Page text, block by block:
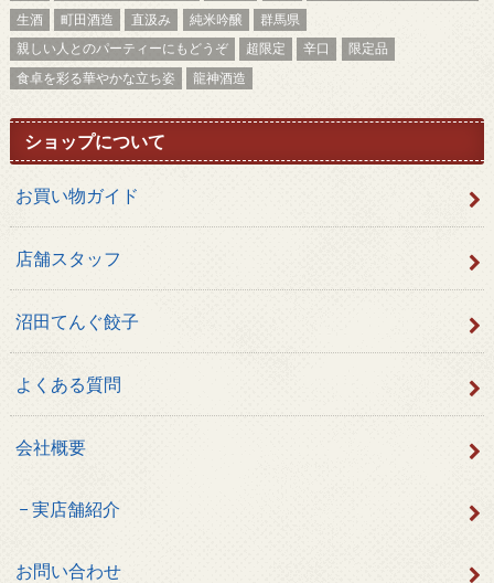
生酒
町田酒造 直汲み 純米吟醸
群馬県
親しい人とのパーティーにもどうぞ
超限定 辛口
限定品
食卓を彩る華やかな立ち姿
龍神酒造
ショップについて
お買い物ガイド
店舗スタッフ
沼田てんぐ餃子
よくある質問
会社概要
実店舗紹介
お問い合わせ